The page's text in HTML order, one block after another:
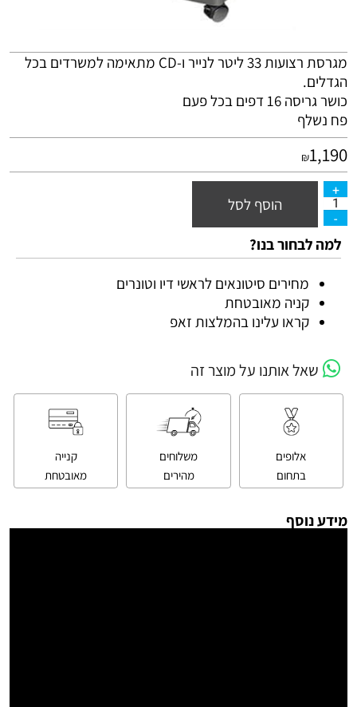
מגרסת רצועות 33 ליטר לנייר ו-CD מתאימה למשרדים בכל
הגדלים.
כושר גריסה 16 דפים בכל פעם
פח נשלף
₪1,190
הוסף לסל
למה לבחור בנו?
מחירים סיטונאים לראשי דיו וטונרים
קניה מאובטחת
קראו עלינו בהמלצות זאפ
שאל אותנו על מוצר זה
אלופים
בתחום
משלוחים
מהירים
קנייה
מאובטחת
מידע נוסף